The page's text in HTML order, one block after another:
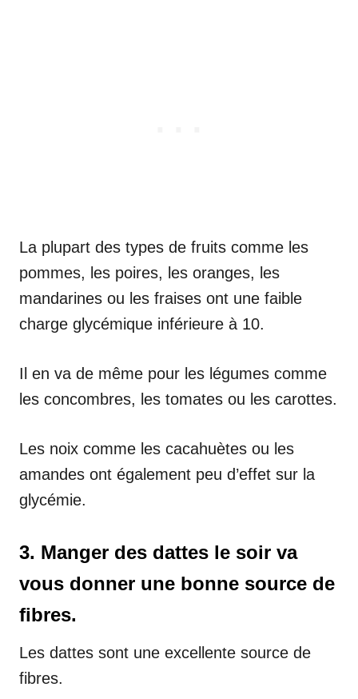
La plupart des types de fruits comme les
pommes, les poires, les oranges, les
mandarines ou les fraises ont une faible
charge glycémique inférieure à 10.
Il en va de même pour les légumes comme
les concombres, les tomates ou les carottes.
Les noix comme les cacahuètes ou les
amandes ont également peu d’effet sur la
glycémie.
3. Manger des dattes le soir va
vous donner une bonne source de
fibres.
Les dattes sont une excellente source de
fibres.